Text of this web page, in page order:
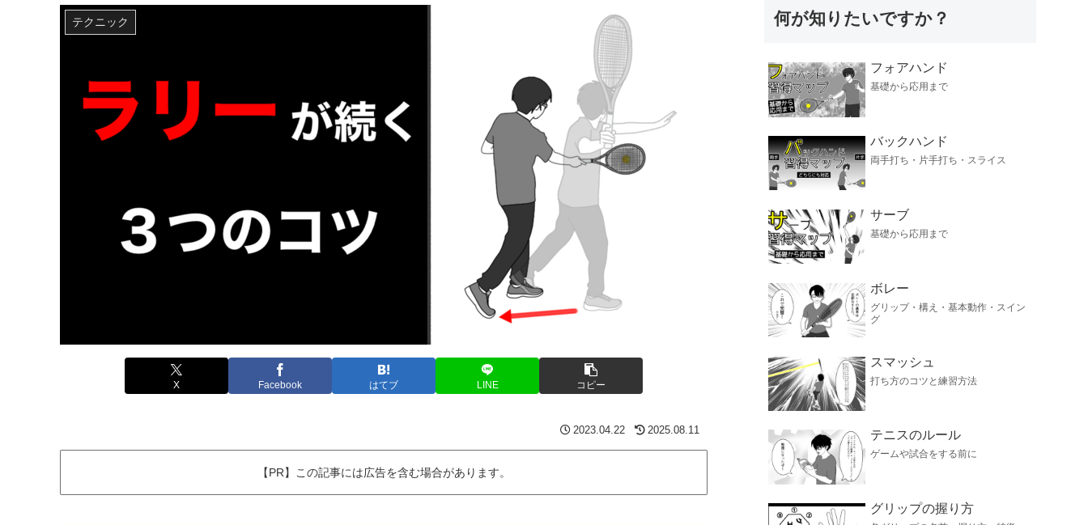
テクニック
X Facebook はてブ LINE コピー
2023.04.22 2025.08.11
【PR】この記事には広告を含む場合があります。
何が知りたいですか？
フォアハンド
基礎から応用まで
バックハンド
両手打ち・片手打ち・スライス
サーブ
基礎から応用まで
ボレー
グリップ・構え・基本動作・スイン
グ
スマッシュ
打ち方のコツと練習方法
テニスのルール
ゲームや試合をする前に
グリップの握り方